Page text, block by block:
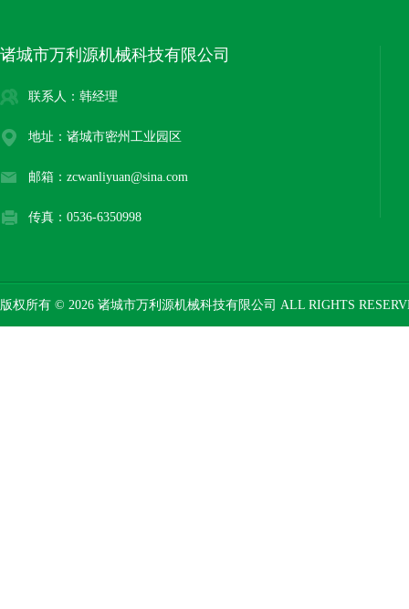
诸城市万利源机械科技有限公司
联系人：韩经理
地址：诸城市密州工业园区
邮箱：zcwanliyuan@sina.com
传真：0536-6350998
版权所有 © 2026 诸城市万利源机械科技有限公司 ALL RIGHTS